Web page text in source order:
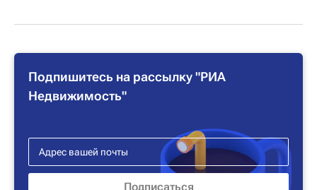
Подпишитесь на рассылку "РИА
Недвижимость"